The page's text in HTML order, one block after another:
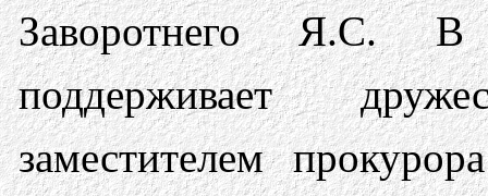
Заворотнего Я.С. В
поддерживает
заместителем